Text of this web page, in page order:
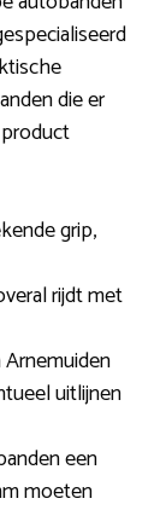
die er
grip,
rijdt met
uitlijnen
een
moeten